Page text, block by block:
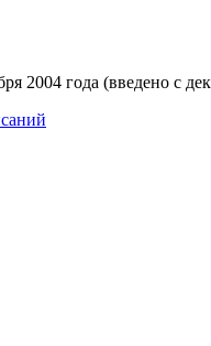
2004 года (введено с